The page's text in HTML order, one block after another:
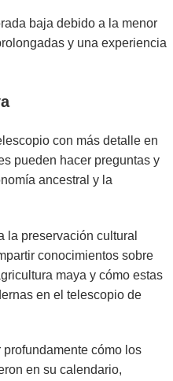
baja debido a la menor
y una experiencia
con más detalle en
pueden hacer preguntas y
ancestral y la
la preservación cultural
conocimientos sobre
maya y cómo estas
en el telescopio de
cómo los
en su calendario,